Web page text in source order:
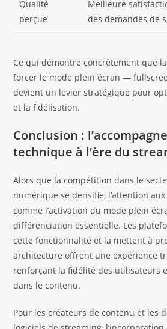
Qualité
perçue
Meilleure
des demandes de
Ce qui démontre concrètement que
forcer le mode plein écran —
devient un levier stratégique pour
et la fidélisation.
Conclusion :
technique à l’ère du
Alors que la compétition dans le
numérique se densifie, l’attention
comme l’activation du mode plein
différenciation essentielle. Les
cette fonctionnalité et la mettent à
architecture offrent une expérience
renforçant la fidélité des utilisateurs
dans le contenu.
Pour les créateurs de contenu et les